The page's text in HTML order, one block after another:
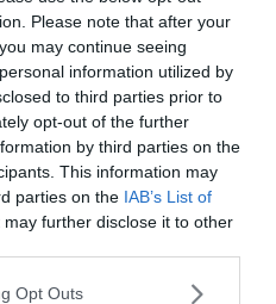
Please note that after your
may continue seeing
information utilized by
to third parties prior to
opt-out of the further
by third parties on the
This information may
parties on the IAB’s List of
may further disclose it to other
Opt Outs
Martin a tout du havre
en toile de fondet le bruit
d’ambiance, vous aurez
Profitez des journées
lézardez des heures
explorer les environs en